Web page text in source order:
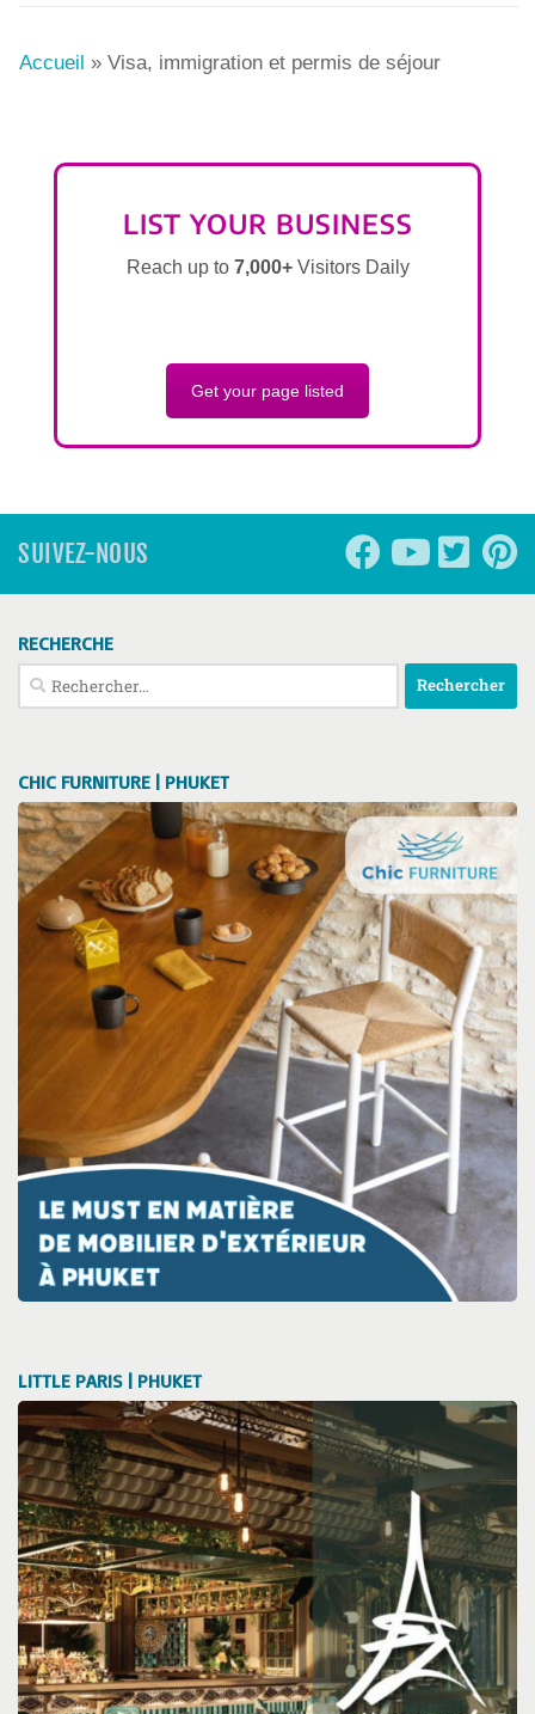
Accueil » Visa, immigration et permis de séjour
LIST YOUR BUSINESS
Reach up to 7,000+Visitors Daily
Get your page listed
SUIVEZ-NOUS
RECHERCHE
Rechercher :
CHIC FURNITURE | PHUKET
LITTLE PARIS | PHUKET